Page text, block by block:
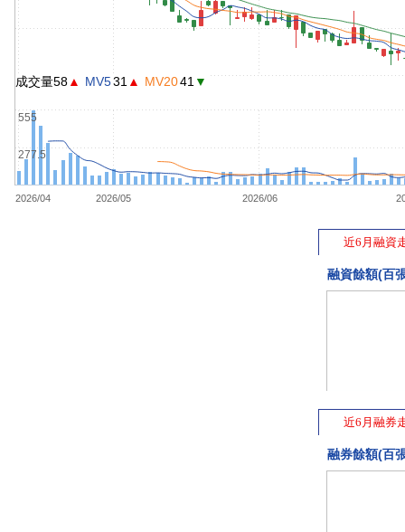
2026/04 2026/05 2026/06
277.5
555
成交量58▲ MV531 ▲ MV2041 ▼
近6月融資
融資餘額(百
近6月融券
融券餘額(百